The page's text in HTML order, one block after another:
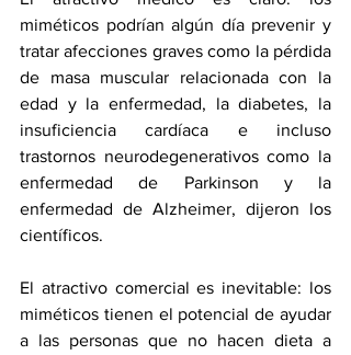
miméticos podrían algún día prevenir y
tratar afecciones graves como la pérdida
de masa muscular relacionada con la
edad y la enfermedad, la diabetes, la
insuficiencia cardíaca e incluso
trastornos neurodegenerativos como la
enfermedad de Parkinson y la
enfermedad de Alzheimer, dijeron los
científicos.
El atractivo comercial es inevitable: los
miméticos tienen el potencial de ayudar
a las personas que no hacen dieta a